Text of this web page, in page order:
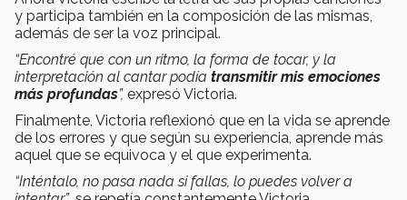
y participa también en la composición de las mismas,
además de ser la voz principal.
“Encontré que con un ritmo, la forma de tocar, y la
interpretación al cantar podía transmitir mis emociones
más profundas”, expresó Victoria.
Finalmente, Victoria reflexionó que en la vida se aprende
de los errores y que según su experiencia, aprende más
aquel que se equivoca y el que experimenta.
“Inténtalo, no pasa nada si fallas, lo puedes volver a